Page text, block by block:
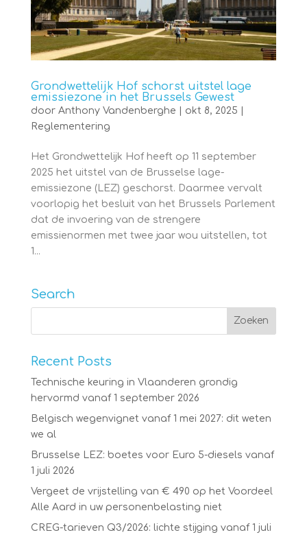
Grondwettelijk Hof schorst uitstel lage
emissiezone in het Brussels Gewest
door Anthony Vandenberghe okt 8, 2025
Reglementering
Het Grondwettelijk Hof heeft op 11 september
2025 het uitstel van de Brusselse lage-
emissiezone (LEZ) geschorst. Daarmee vervalt
voorlopig het besluit van het Brussels Parlement
dat de invoering van de strengere
emissienormen met twee jaar wou uitstellen, tot
1...
Search
Recent Posts
Technische keuring in Vlaanderen grondig
hervormd vanaf 1 september 2026
Belgisch wegenvignet vanaf 1 mei 2027: dit weten
we al
Brusselse LEZ: boetes voor Euro 5-diesels vanaf
1 juli 2026
Vergeet de vrijstelling van € 490 op het Voordeel
Alle Aard in uw personenbelasting niet
CREG-tarieven Q3/2026: lichte stijging vanaf 1 juli